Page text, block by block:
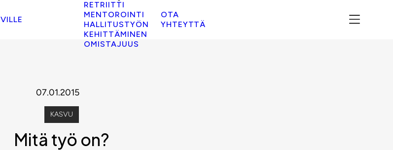
VILLE
RETRIITTI
MENTOROINTI
HALLITUSTYÖN
KEHITTÄMINEN
OMISTAJUUS
OTA
YHTEYTTÄ
07.01.2015
KASVU
Mitä työ on?